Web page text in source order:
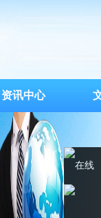
资讯中心
在线